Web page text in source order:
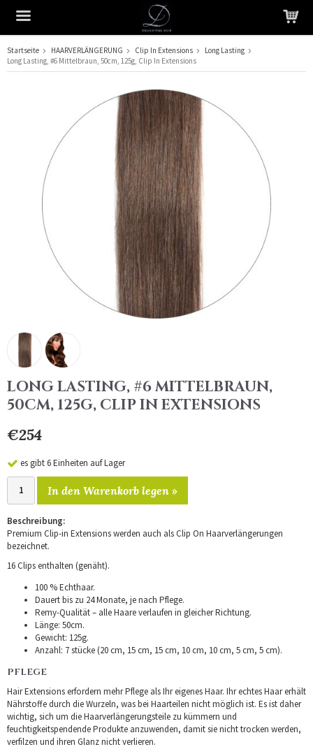
Das Produkt wurde in Ihren Warenkorb gelegt
Startseite HAARVERLÄNGERUNG Clip In Extensions
Long Lasting
Long Lasting, #6 Mittelbraun, 50cm, 125g, Clip In Extensions
LONG LASTING, #6 MITTELBRAUN,
50CM, 125G, CLIP IN EXTENSIONS
€254
es gibt 6 Einheiten auf Lager
In den Warenkorb legen »
Beschreibung:
Premium Clip-in Extensions werden auch als Clip On Haarverlängerungen
bezeichnet.
16 Clips enthalten (genäht).
100 % Echthaar.
Dauert bis zu 24 Monate, je nach Pflege.
Remy-Qualität – alle Haare verlaufen in gleicher Richtung.
Länge: 50cm.
Gewicht: 125g.
Anzahl: 7 stücke (20 cm, 15 cm, 15 cm, 10 cm, 10 cm, 5 cm, 5 cm).
PFLEGE
Hair Extensions erfordern mehr Pflege als Ihr eigenes Haar. Ihr echtes Haar erhält
Nährstoffe durch die Wurzeln, was bei Haarteilen nicht möglich ist. Es ist daher
wichtig, sich um die Haarverlängerungsteile zu kümmern und
feuchtigkeitspendende Produkte anzuwenden, damit sie nicht trocken werden,
verfilzen und ihren Glanz nicht verlieren.